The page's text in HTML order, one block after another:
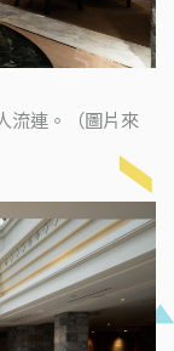
流連。（圖片來